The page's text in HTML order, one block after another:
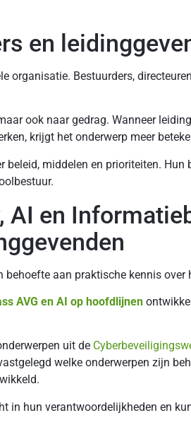
en
organisatie. Bestuurders,
ook naar gedrag. Wanneer
krijgt het onderwerp meer
beleid, middelen en prioriteiten.
AI en
behoefte aan praktische kennis
AVG en AI op hoofdlijnen
uit de
welke onderwerpen zijn
in hun verantwoordelijkheden en